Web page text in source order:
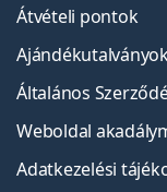
Átvételi pontok
Általános
Weboldal
Adatkezelési